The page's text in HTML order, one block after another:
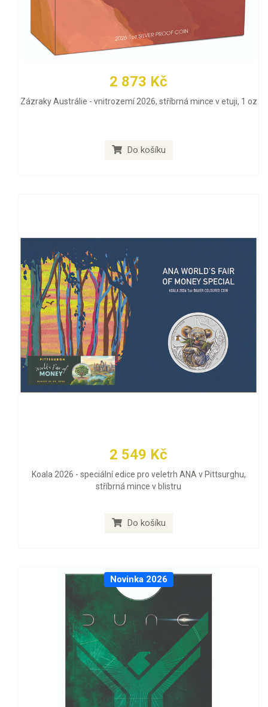
2 873 Kč
Zázraky Austrálie - vnitrozemí 2026, stříbrná mince v etuji, 1 oz
Do košíku
2 549 Kč
Koala 2026 - speciální edice pro veletrh ANA v Pittsurghu,
stříbrná mince v blistru
Do košíku
Novinka 2026